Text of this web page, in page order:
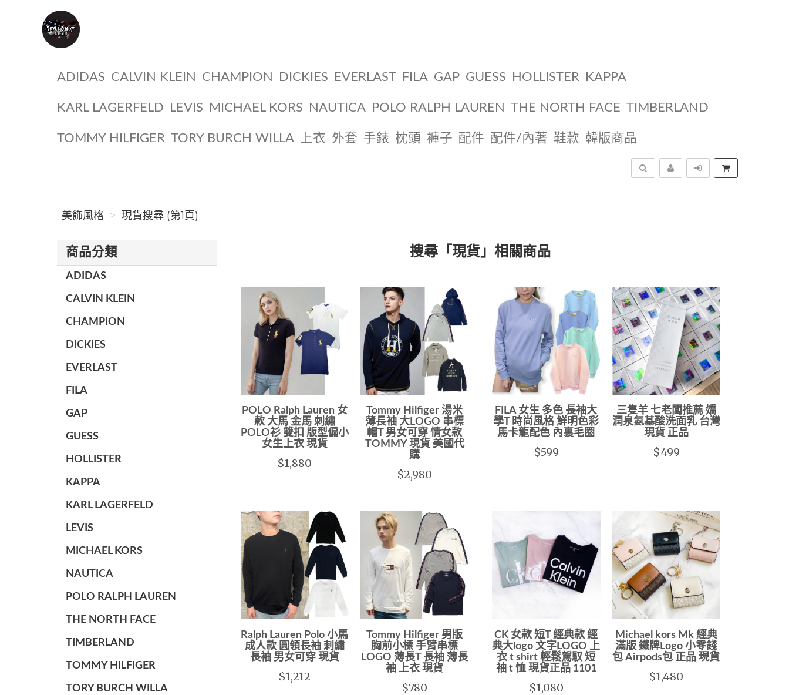
ADIDAS CALVIN KLEIN CHAMPION DICKIES EVERLAST FILA GAP GUESS HOLLISTER KAPPA
KARL LAGERFELD LEVIS MICHAEL KORS NAUTICA POLO RALPH LAUREN THE NORTH FACE TIMBERLAND
TOMMY HILFIGER TORY BURCH WILLA 上衣 外套 手錶 枕頭 褲子 配件 配件/內著 鞋款 韓版商品
搜尋
美飾風格 現貨搜尋 (第1頁)
商品分類
ADIDAS
CALVIN KLEIN
CHAMPION
DICKIES
EVERLAST
FILA
GAP
GUESS
HOLLISTER
KAPPA
KARL LAGERFELD
LEVIS
MICHAEL KORS
NAUTICA
POLO RALPH LAUREN
THE NORTH FACE
TIMBERLAND
TOMMY HILFIGER
TORY BURCH WILLA
搜尋「現貨」相關商品
POLO Ralph Lauren 女
款 大馬 金馬 刺繡
POLO衫 雙扣 版型偏小
女生上衣 現貨
$1,880
Tommy Hilfiger 湯米
薄長袖 大LOGO 串標
帽T 男女可穿 情女款
TOMMY 現貨 美國代
購
$2,980
FILA 女生 多色 長袖大
學T 時尚風格 鮮明色彩
馬卡龍配色 內裏毛圈
$599
三隻羊 七老闆推薦 嬌
潤泉氨基酸洗面乳 台灣
現貨 正品
$499
Ralph Lauren Polo 小馬
成人款 圓領長袖 刺繡
長袖 男女可穿 現貨
$1,212
Tommy Hilfiger 男版
胸前小標 手臂串標
LOGO 薄長T 長袖 薄長
袖 上衣 現貨
$780
CK 女款 短T 經典款 經
典大logo 文字LOGO 上
衣 t shirt 輕鬆駕馭 短
袖 t 恤 現貨正品 1101
$1,080
Michael kors Mk 經典
滿版 鐵牌Logo 小零錢
包 Airpods包 正品 現貨
$1,480